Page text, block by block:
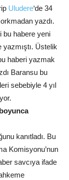
Uludere‘de 34
yazdı.
bu habere yeni
Üstelik
haberi yazmak
Baransu bu
sebebiyle 4 yıl
kanıtladı. Bu
Komisyonu’nun
savcıya ifade